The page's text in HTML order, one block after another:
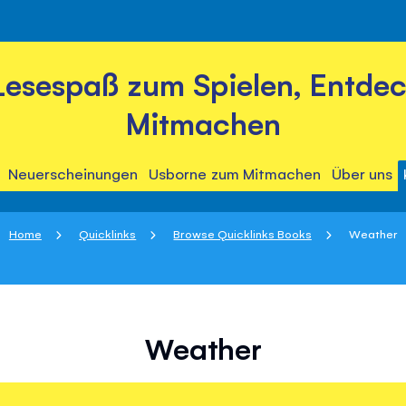
zum Spielen,
Mitmachen
Neuerscheinungen Usborne zum Mitmachen Über uns
Home Quicklinks Browse Quicklinks Books Weather
Weather